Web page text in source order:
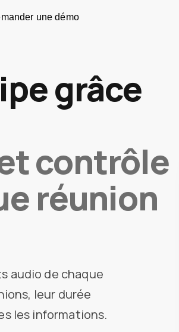
une démo
grâce
contrôle
réunion
audio de chaque
leur durée
les informations.